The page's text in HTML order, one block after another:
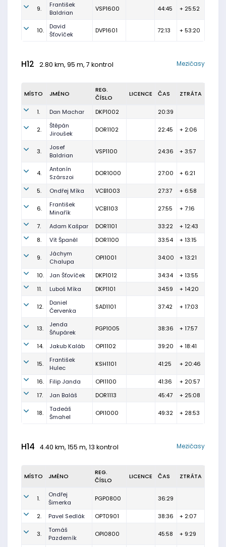
9.
František
Baldrian
VSP1600 44:45 + 25:52
10.
David
Šťovíček
DVP1601 72:13 + 53:20
H12 2.80 km, 95 m, 7 kontrol Mezičasy
MÍSTO JMÉNO
REG.
ČÍSLO
LICENCE ČAS ZTRÁTA
1. Dan Machar DKP1002 20:39
2.
Štěpán
Jiroušek
DOR1102 22:45 + 2:06
3.
Josef
Baldrian
VSP1100 24:36 + 3:57
4.
Antonín
Szárszoi
DOR1000 27:00 + 6:21
5. Ondřej Míka VCB1003 27:37 + 6:58
6.
František
Minařík
VCB1103 27:55 + 7:16
7. Adam Kašpar DOR1101 33:22
+ 12:43
8.
Vít Španěl DOR1100 33:54 + 13:15
9.
Jáchym
Chalupa
OPI1001 34:00 + 13:21
10. Jan Šťovíček DKP1012 34:34
+ 13:55
11.
Luboš Míka DKP1101 34:59 + 14:20
12.
Daniel
Červenka
SAD1101 37:42 + 17:03
13.
Jenda
Šňupárek
PGP1005 38:36 + 17:57
14. Jakub Kaláb OPI1102 39:20 + 18:41
15.
František
Hulec
KSH1101 41:25 + 20:46
16. Filip Janda OPI1100 41:36
+ 20:57
17.
Jan Baláš DOR1113 45:47 + 25:08
18.
Tadeáš
Šmahel
OPI1000 49:32 + 28:53
H14 4.40 km, 155 m, 13 kontrol Mezičasy
MÍSTO JMÉNO
REG.
ČÍSLO
LICENCE ČAS ZTRÁTA
1.
Ondřej
Šimerka
PGP0800 36:29
2. Pavel Sedlák OPT0901 38:36 + 2:07
3.
Tomáš
Pazderník
OPI0800 45:58 + 9:29